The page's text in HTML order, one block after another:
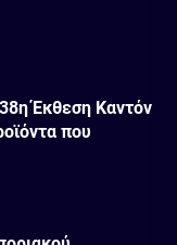
Έκθεση Καντόν
που